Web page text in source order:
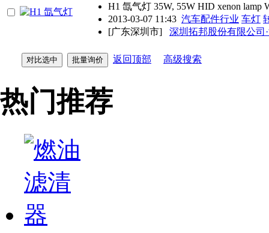
H1 氙气灯 35W, 55W HID xenon lamp
2013-03-07 11:43 汽车配件行业 车灯
[广东深圳市]
深圳拓邦股份有限公司
返回顶部 高级搜索
热门推荐